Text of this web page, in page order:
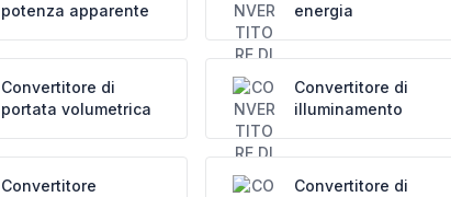
potenza apparente
energia
Convertitore di
portata volumetrica
Convertitore di
illuminamento
Convertitore
Convertitore di